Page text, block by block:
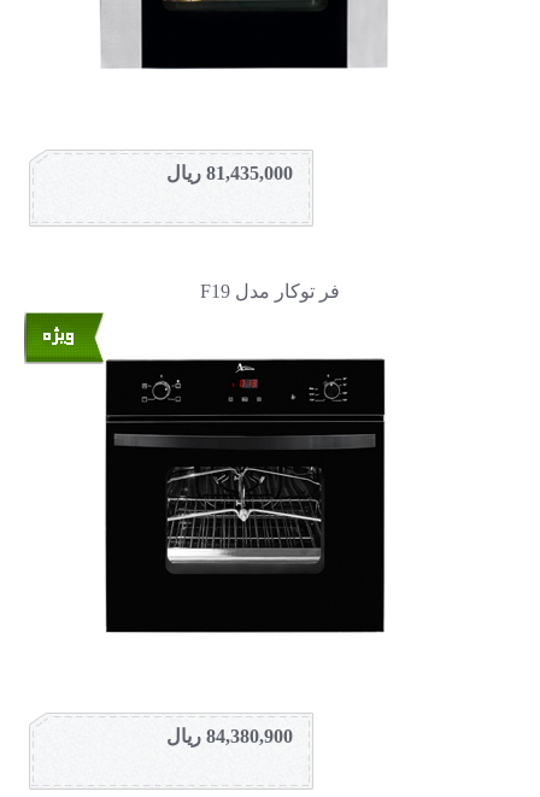
81,435,000 ریال
فر توکار مدل F19
84,380,900 ریال